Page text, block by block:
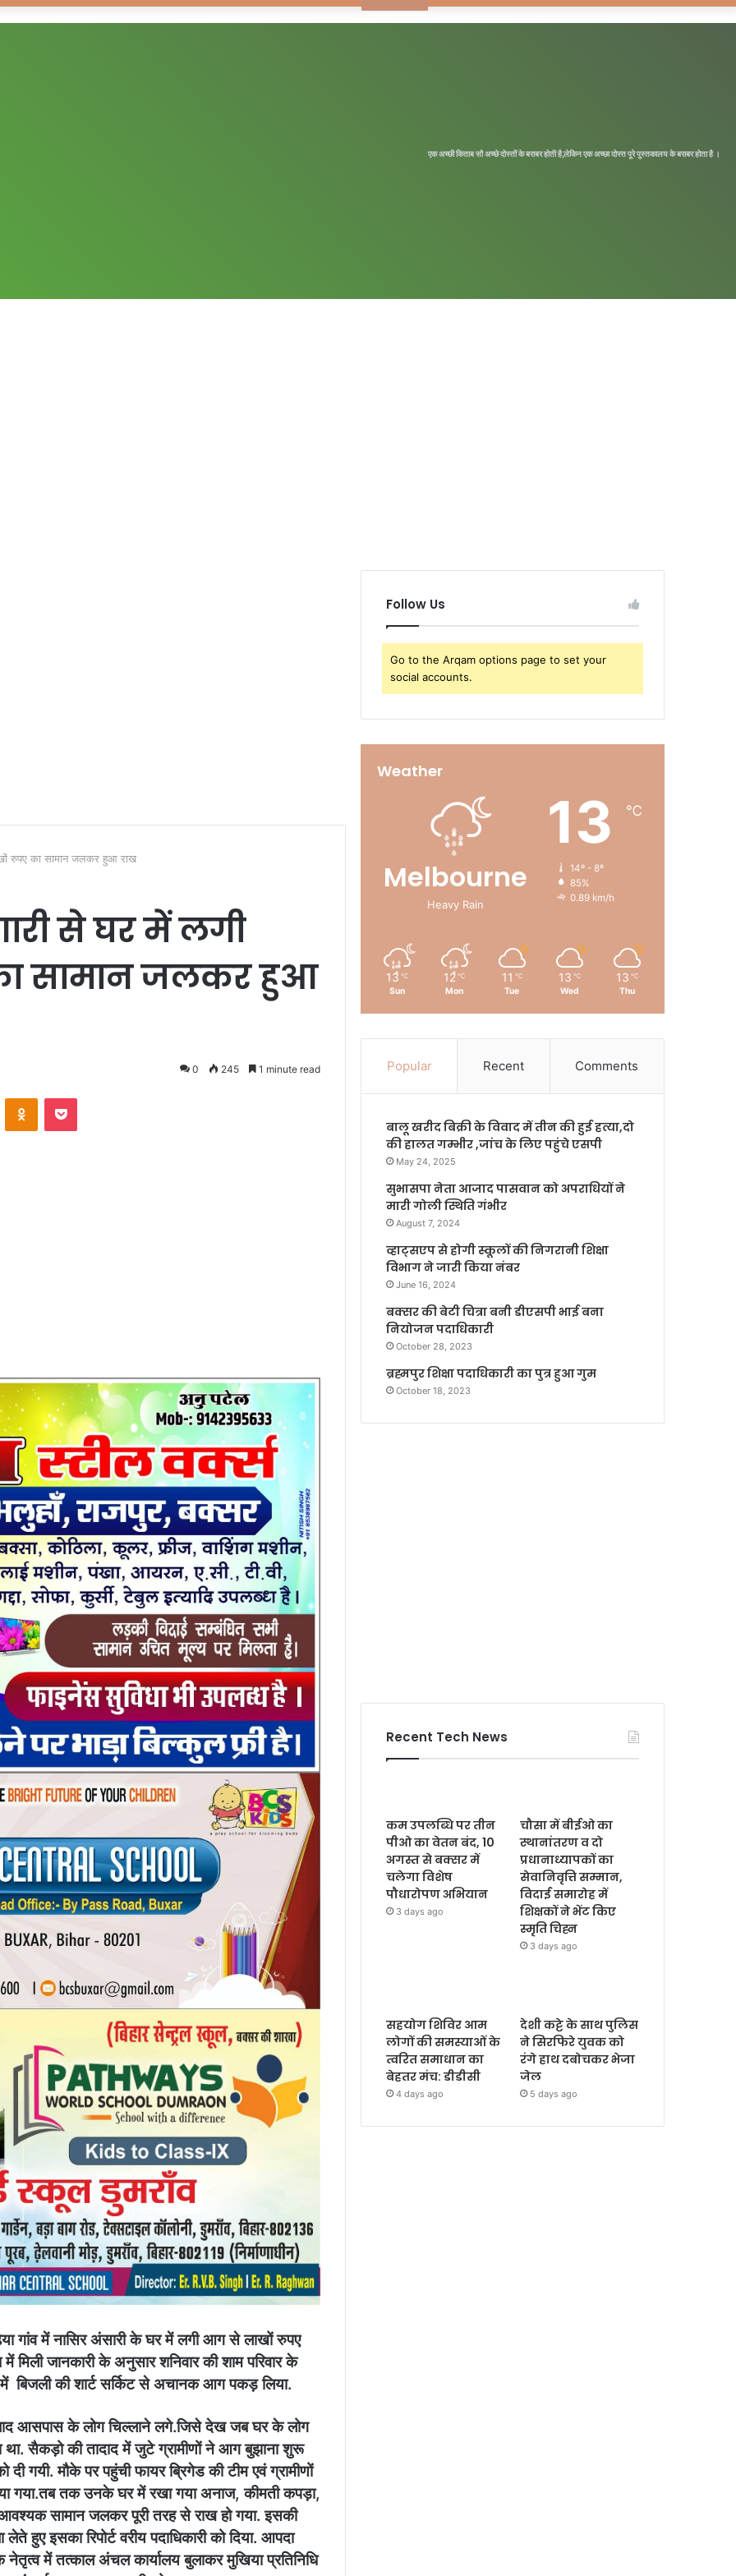
एक अच्छी किताब सौ अच्छे दोस्तों के बराबर होती है,लेकिन एक अच्छा दोस्त पूरे पुस्तकालय के बराबर होता है ।
रुपए का सामान जलकर हुआ राख
से घर में लगी
सामान जलकर हुआ
0 245 1 minute read
गांव में नासिर अंसारी के घर में लगी आग से लाखों रुपए
जानकारी के अनुसार शनिवार की शाम परिवार के
की शार्ट सर्किट से अचानक आग पकड़ लिया.
आसपास के लोग चिल्लाने लगे.जिसे देख जब घर के लोग
सैकड़ो की तादाद में जुटे ग्रामीणों ने आग बुझाना शुरू
गयी. मौके पर पहुंची फायर ब्रिगेड की टीम एवं ग्रामीणों
गया.तब तक उनके घर में रखा गया अनाज, कीमती कपड़ा,
सामान जलकर पूरी तरह से राख हो गया. इसकी
हुए इसका रिपोर्ट वरीय पदाधिकारी को दिया. आपदा
में तत्काल अंचल कार्यालय बुलाकर मुखिया प्रतिनिधि
Follow Us
Go to the Arqam options page to set your
social accounts.
Weather
Melbourne
Heavy Rain
13 ℃
14º - 8º
85%
0.89 km/h
13 ℃
Sun
12 ℃
Mon
11 ℃
Tue
13 ℃
Wed
13 ℃
Thu
Popular Recent Comments
बालू खरीद बिक्री के विवाद में तीन की हुई हत्या,दो
की हालत गम्भीर ,जांच के लिए पहुंचे एसपी
May 24, 2025
सुभासपा नेता आजाद पासवान को अपराधियों ने
मारी गोली स्थिति गंभीर
August 7, 2024
व्हाट्सएप से होगी स्कूलों की निगरानी शिक्षा
विभाग ने जारी किया नंबर
June 16, 2024
बक्सर की बेटी चित्रा बनी डीएसपी भाई बना
नियोजन पदाधिकारी
October 28, 2023
ब्रह्मपुर शिक्षा पदाधिकारी का पुत्र हुआ गुम
October 18, 2023
Recent Tech News
कम उपलब्धि पर तीन
पीओ का वेतन बंद, 10
अगस्त से बक्सर में
चलेगा विशेष
पौधारोपण अभियान
3 days ago
चौसा में बीईओ का
स्थानांतरण व दो
प्रधानाध्यापकों का
सेवानिवृत्ति सम्मान,
विदाई समारोह में
शिक्षकों ने भेंट किए
स्मृति चिह्न
3 days ago
सहयोग शिविर आम
लोगों की समस्याओं के
त्वरित समाधान का
बेहतर मंच: डीडीसी
4 days ago
देशी कट्टे के साथ पुलिस
ने सिरफिरे युवक को
रंगे हाथ दबोचकर भेजा
जेल
5 days ago